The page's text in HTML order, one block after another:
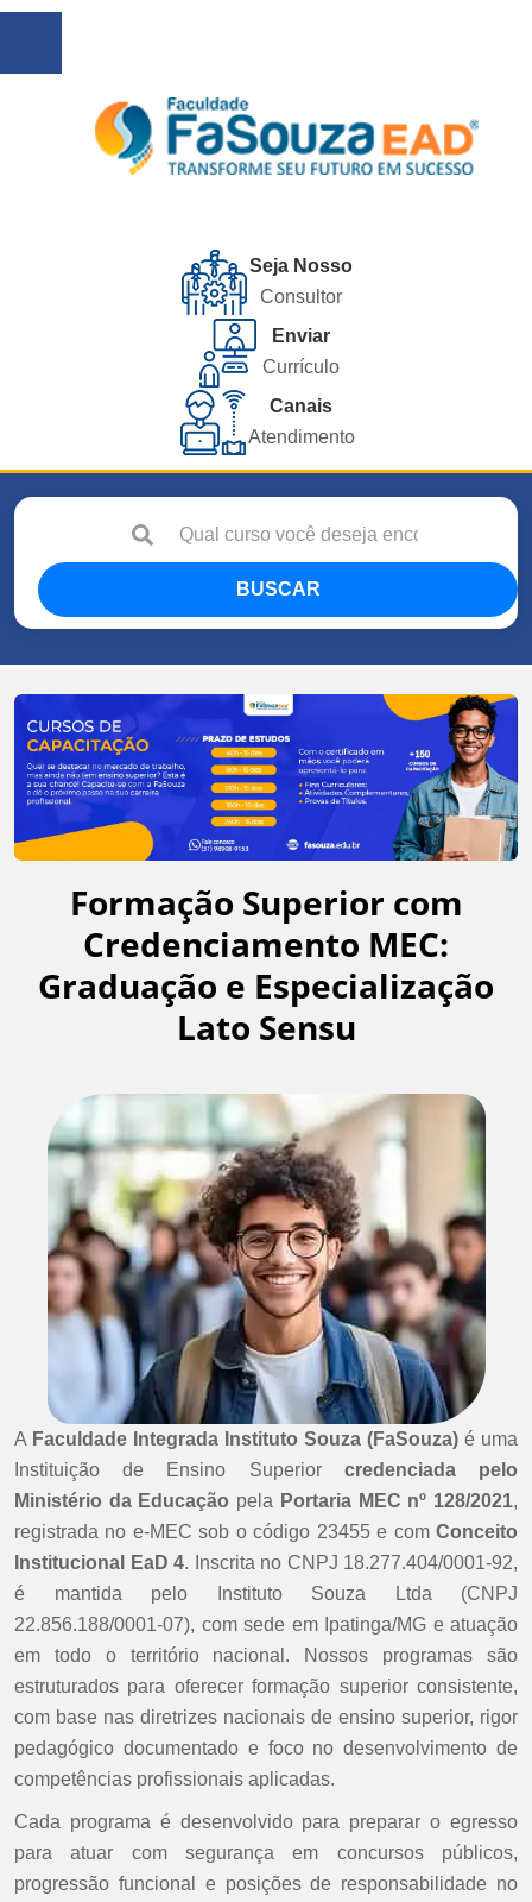
Seja Nosso
Consultor
Enviar
Currículo
Canais
Atendimento
BUSCAR
Formação Superior com
Credenciamento MEC:
Graduação e Especialização
Lato Sensu
A Faculdade Integrada Instituto Souza (FaSouza) é uma
Instituição de Ensino Superior credenciada pelo
Ministério da Educação pela Portaria MEC nº 128/2021,
registrada no e-MEC sob o código 23455 e com Conceito
Institucional EaD 4. Inscrita no CNPJ 18.277.404/0001-92,
é mantida pelo Instituto Souza Ltda (CNPJ
22.856.188/0001-07), com sede em Ipatinga/MG e atuação
em todo o território nacional. Nossos programas são
estruturados para oferecer formação superior consistente,
com base nas diretrizes nacionais de ensino superior, rigor
pedagógico documentado e foco no desenvolvimento de
competências profissionais aplicadas.
Cada programa é desenvolvido para preparar o egresso
para atuar com segurança em concursos públicos,
progressão funcional e posições de responsabilidade no